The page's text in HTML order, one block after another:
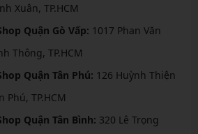
Xuân, TP.HCM
Quận Gò Vấp: 1017 Phan Văn
Thông, TP.HCM
Quận Tân Phú: 126 Huỳnh Thiện
Phú, TP.HCM
Quận Tân Bình: 320 Lê Trọng